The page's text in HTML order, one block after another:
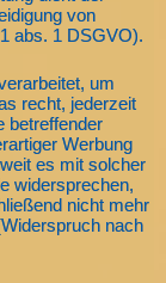
von
abs. 1 DSGVO).
um
recht, jederzeit
betreffender
Werbung
es mit solcher
widersprechen,
nicht mehr
nach